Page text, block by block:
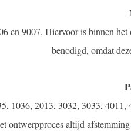
en 9007. Hiervoor is binnen
benodigd, omdat
1036, 2013, 3032, 3033, 4011,
ontwerpproces altijd